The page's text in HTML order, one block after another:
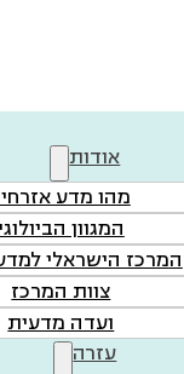
אודות
מהו מדע
המגוון
המרכז הישראלי
צוות המרכז
ועדה מדעית
עזרה